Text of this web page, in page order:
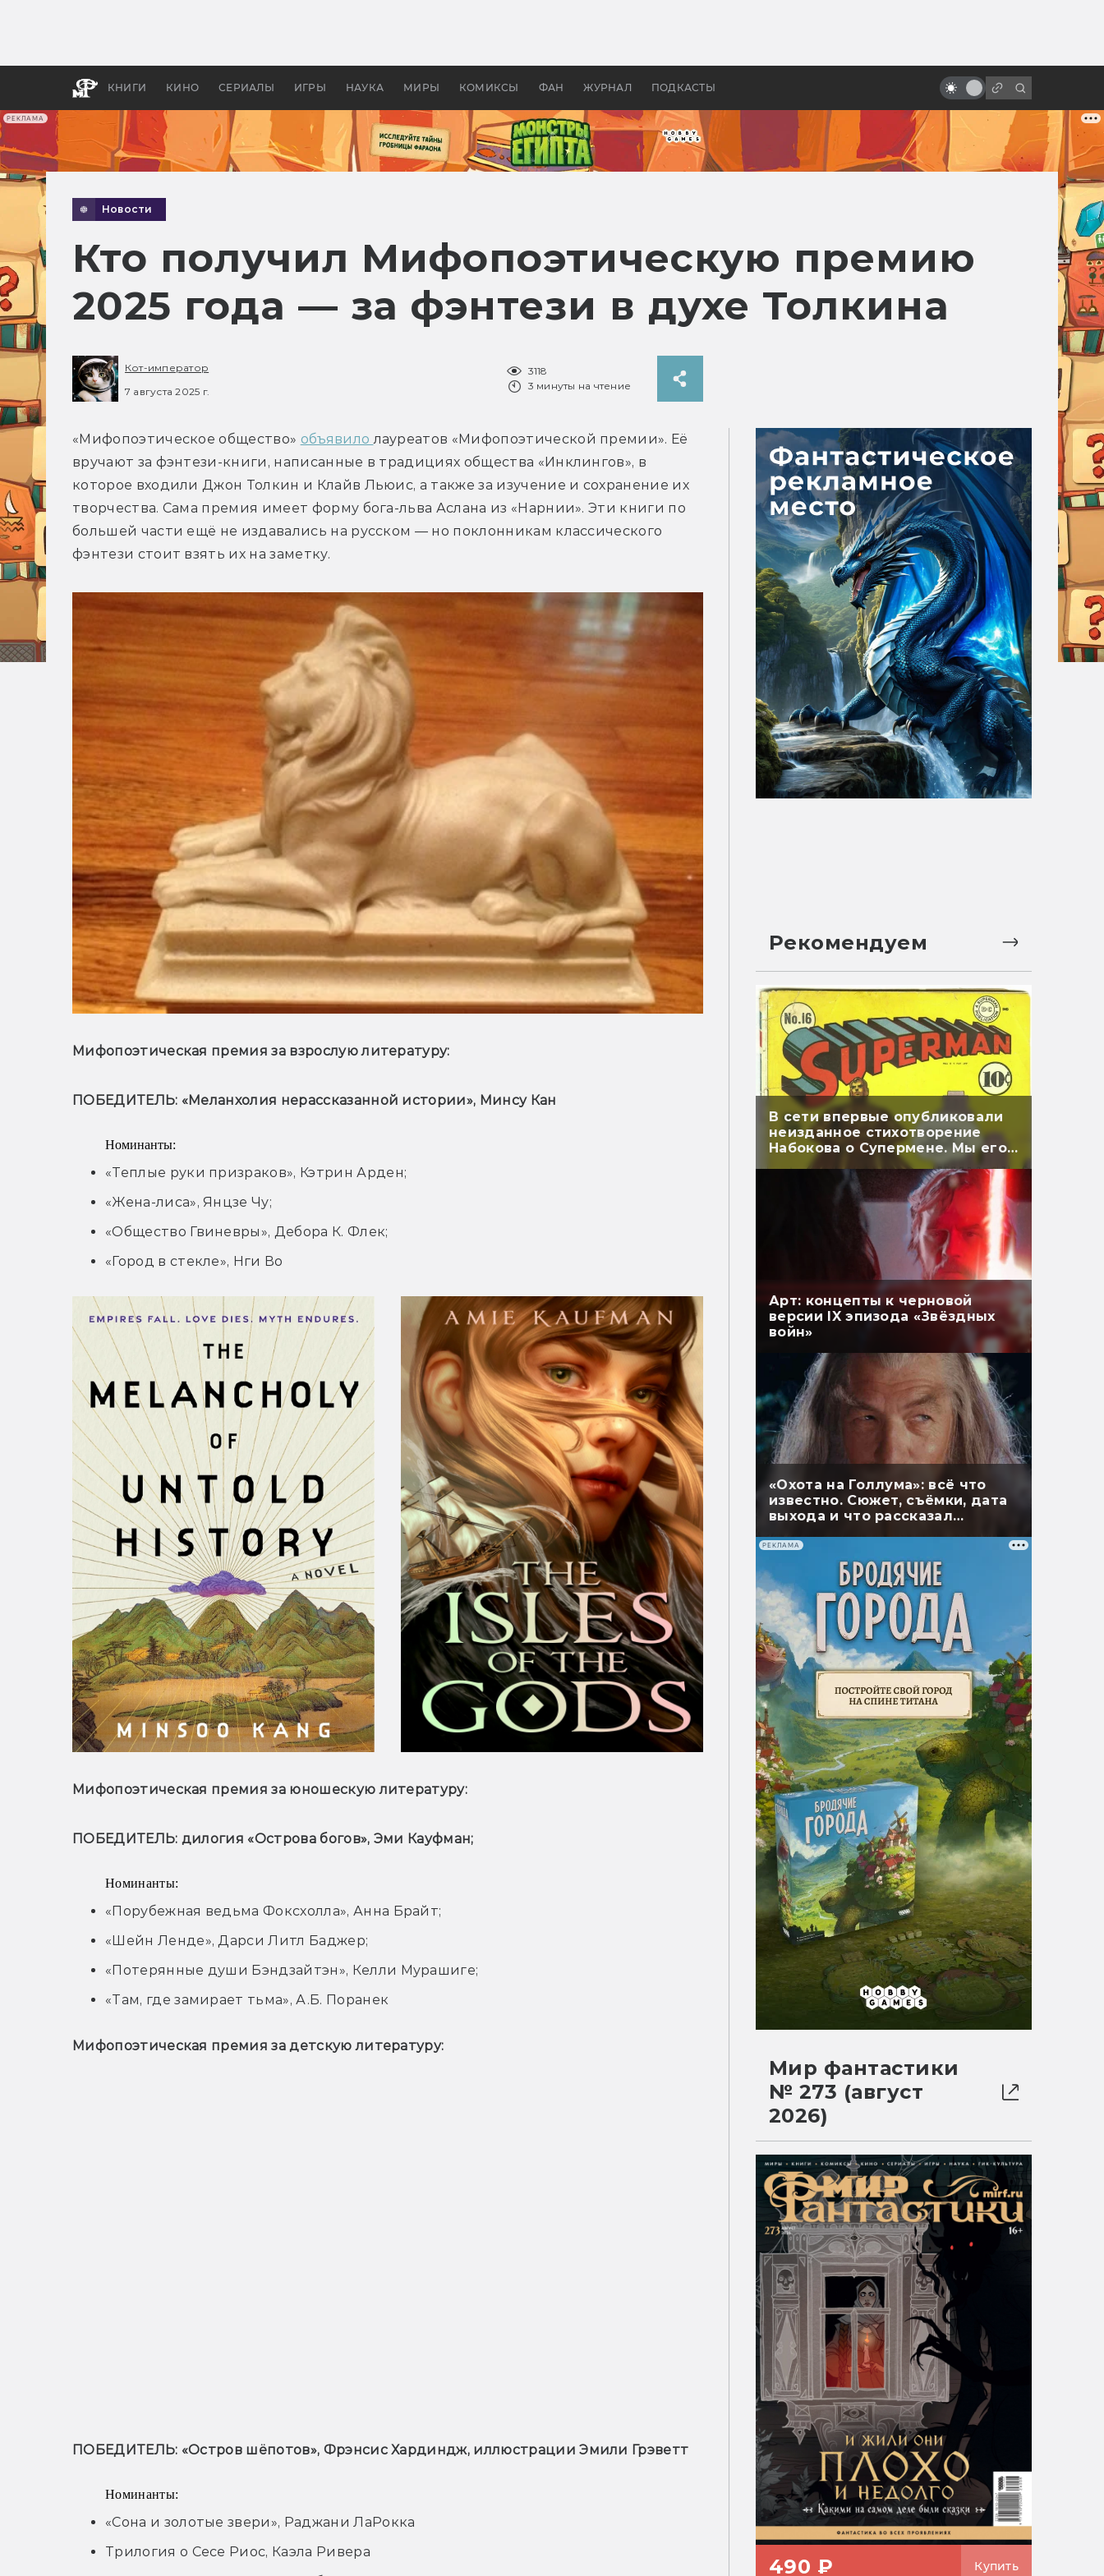
РЕКЛАМА
КНИГИ КИНО СЕРИАЛЫ ИГРЫ НАУКА МИРЫ КОМИКСЫ ФАН ЖУРНАЛ ПОДКАСТЫ
апокалипсис, в России —
бы «Властелина колец»
семь премий «Оскар»
Новости
Кто получил Мифопоэтическую премию
2025 года — за фэнтези в духе Толкина
Кот-император
7 августа 2025 г.
3118
3 минуты на чтение
«Мифопоэтическое общество» объявило лауреатов «Мифопоэтической премии». Её
вручают за фэнтези-книги, написанные в традициях общества «Инклингов», в
которое входили Джон Толкин и Клайв Льюис, а также за изучение и сохранение их
творчества. Сама премия имеет форму бога-льва Аслана из «Нарнии». Эти книги по
большей части ещё не издавались на русском — но поклонникам классического
фэнтези стоит взять их на заметку.
Мифопоэтическая премия за взрослую литературу:
ПОБЕДИТЕЛЬ: «Меланхолия нерассказанной истории», Минсу Кан
Номинанты:
«Теплые руки призраков», Кэтрин Арден;
«Жена-лиса», Янцзе Чу;
«Общество Гвиневры», Дебора К. Флек;
«Город в стекле», Нги Во
Мифопоэтическая премия за юношескую литературу:
ПОБЕДИТЕЛЬ: дилогия «Острова богов», Эми Кауфман;
Номинанты:
«Порубежная ведьма Фоксхолла», Анна Брайт;
«Шейн Ленде», Дарси Литл Баджер;
«Потерянные души Бэндзайтэн», Келли Мурашиге;
«Там, где замирает тьма», А.Б. Поранек
Мифопоэтическая премия за детскую литературу:
ПОБЕДИТЕЛЬ: «Остров шёпотов», Фрэнсис Хардиндж, иллюстрации Эмили Грэветт
Номинанты:
«Сона и золотые звери», Раджани ЛаРокка
Трилогия о Сесе Риос, Каэла Ривера
Рекомендуем
В сети впервые опубликовали
неизданное стихотворение
Набокова о Супермене. Мы его
перевели
Арт: концепты к черновой
версии IX эпизода «Звёздных
войн»
«Охота на Голлума»: всё что
известно. Сюжет, съёмки, дата
выхода и что рассказал
РЕКЛАМА
Мир фантастики
№ 273 (август
2026)
490 ₽ Купить